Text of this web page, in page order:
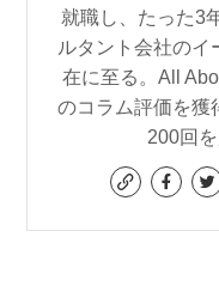
就職し、たった3
ルタント会社のイ
在に至る。All
のコラム評価を獲
200回